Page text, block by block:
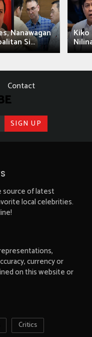
Nanawagan
Si...
Kiko
Contact
source of latest
local celebrities.
currency or
on this website or
Critics